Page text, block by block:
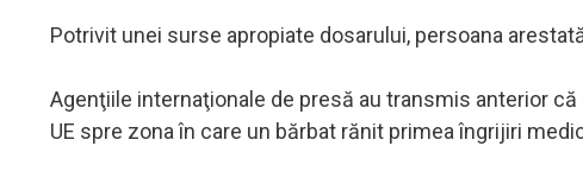
Potrivit unei surse apropiate dosarului, persoana
Agenţiile internaţionale de presă au transmis anterior
UE spre zona în care un bărbat rănit primea îngrijiri